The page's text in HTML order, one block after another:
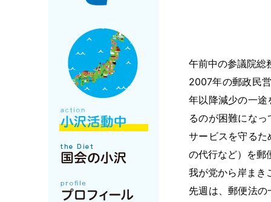
午前中の参議院総
2007年の郵政民
年以降減少の一
るのが困難にな
サービスを守る
の代行など）を郵
我が党から岸まき
先週は、郵便法